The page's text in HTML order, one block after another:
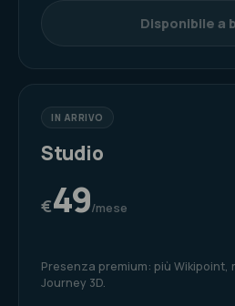
Disponibile a
IN ARRIVO
Studio
€49/mese
Presenza premium: più Wikipoint,
Journey 3D.